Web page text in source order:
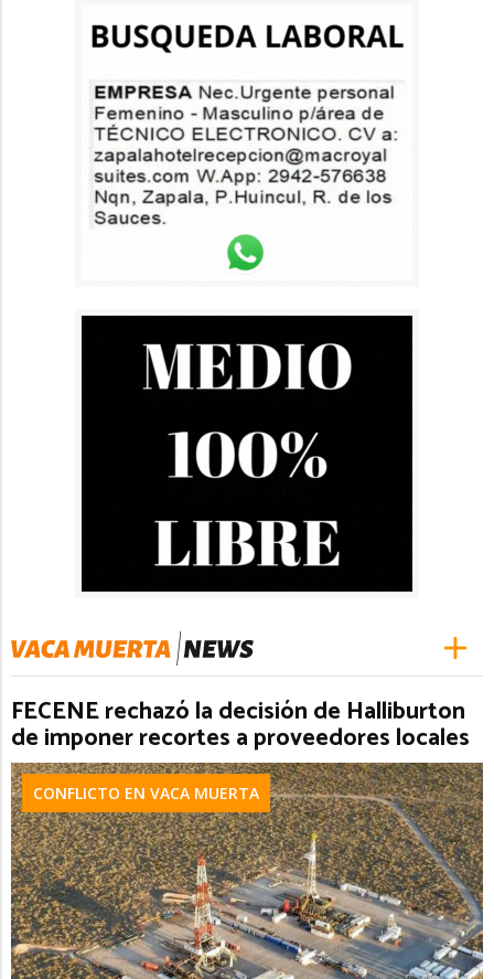
FECENE rechazó la decisión de Halliburton
de imponer recortes a proveedores locales
CONFLICTO EN VACA MUERTA